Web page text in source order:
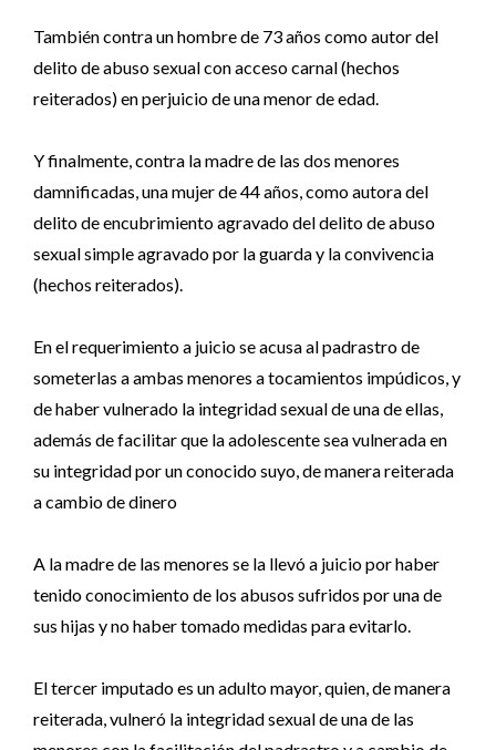
También contra un hombre de 73 años como autor del
delito de abuso sexual con acceso carnal (hechos
reiterados) en perjuicio de una menor de edad.
Y finalmente, contra la madre de las dos menores
damnificadas, una mujer de 44 años, como autora del
delito de encubrimiento agravado del delito de abuso
sexual simple agravado por la guarda y la convivencia
(hechos reiterados).
En el requerimiento a juicio se acusa al padrastro de
someterlas a ambas menores a tocamientos impúdicos, y
de haber vulnerado la integridad sexual de una de ellas,
además de facilitar que la adolescente sea vulnerada en
su integridad por un conocido suyo, de manera reiterada
a cambio de dinero
A la madre de las menores se la llevó a juicio por haber
tenido conocimiento de los abusos sufridos por una de
sus hijas y no haber tomado medidas para evitarlo.
El tercer imputado es un adulto mayor, quien, de manera
reiterada, vulneró la integridad sexual de una de las